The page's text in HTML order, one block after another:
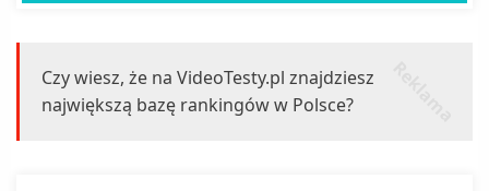
Czy wiesz, że na VideoTesty.pl znajdziesz
największą bazę rankingów w Polsce?